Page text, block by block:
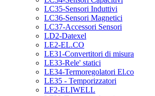
LC35-Sensori Induttivi
LC36-Sensori Magnetici
LC37-Accessori Sensori
LD2-Datexel
LE2-EL.CO
LE31-Convertitori di misura
LE33-Rele' statici
LE34-Termoregolatori El.co
LE35 - Temporizzatori
LF2-ELIWELL